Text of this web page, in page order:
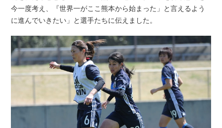
今一度考え、『世界一がここ熊本から始まった」と言えるよう
に進んでいきたい」と選手たちに伝えました。